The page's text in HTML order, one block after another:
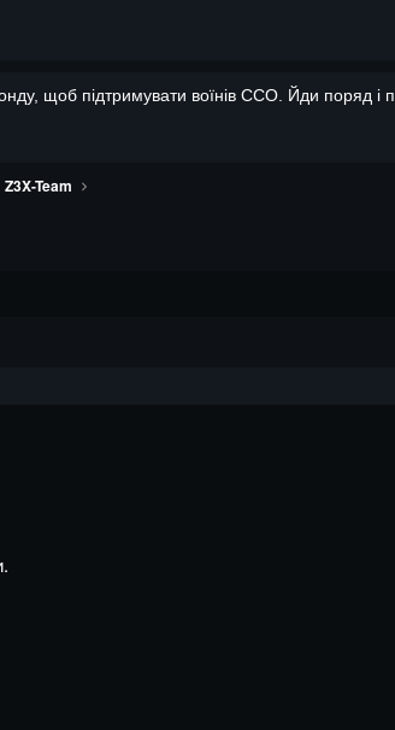
щоб підтримувати воїнів ССО. Йди поряд і
Z3X-Team